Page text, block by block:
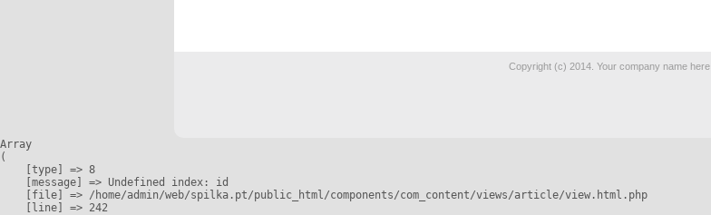
Copyright (c) 2014. Your company name here
Array
(
    [type] => 8
    [message] => Undefined index: id
    [file] => /home/admin/web/spilka.pt/public_html/components/com_content/views/article/view.html.php
    [line] => 242